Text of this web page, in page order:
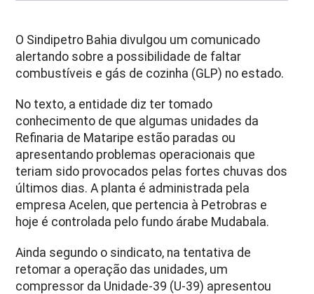
O Sindipetro Bahia divulgou um comunicado
alertando sobre a possibilidade de faltar
combustíveis e gás de cozinha (GLP) no estado.
No texto, a entidade diz ter tomado
conhecimento de que algumas unidades da
Refinaria de Mataripe estão paradas ou
apresentando problemas operacionais que
teriam sido provocados pelas fortes chuvas dos
últimos dias. A planta é administrada pela
empresa Acelen, que pertencia à Petrobras e
hoje é controlada pelo fundo árabe Mudabala.
Ainda segundo o sindicato, na tentativa de
retomar a operação das unidades, um
compressor da Unidade-39 (U-39) apresentou